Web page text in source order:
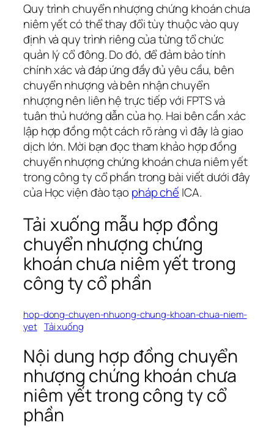
Quy trình chuyển nhượng chứng khoán chưa
niêm yết có thể thay đổi tùy thuộc vào quy
định và quy trình riêng của từng tổ chức
quản lý cổ đông. Do đó, để đảm bảo tính
chính xác và đáp ứng đầy đủ yêu cầu, bên
chuyển nhượng và bên nhận chuyển
nhượng nên liên hệ trực tiếp với FPTS và
tuân thủ hướng dẫn của họ. Hai bên cần xác
lập hợp đồng một cách rõ ràng vì đây là giao
dịch lớn. Mời bạn đọc tham khảo hợp đồng
chuyển nhượng chứng khoán chưa niêm yết
trong công ty cổ phần trong bài viết dưới đây
của Học viện đào tạo pháp chế ICA.
Tải xuống mẫu hợp đồng
chuyển nhượng chứng
khoán chưa niêm yết trong
công ty cổ phần
hop-dong-chuyen-nhuong-chung-khoan-chua-niem-
yet Tải xuống
Nội dung hợp đồng chuyển
nhượng chứng khoán chưa
niêm yết trong công ty cổ
phần